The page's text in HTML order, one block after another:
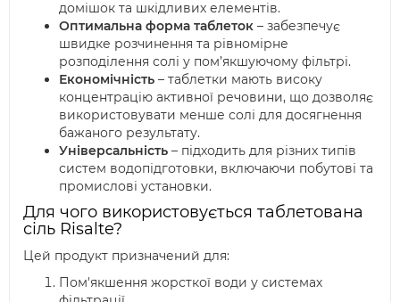
домішок та шкідливих елементів.
Оптимальна форма таблеток – забезпечує
швидке розчинення та рівномірне
розподілення солі у пом’якшуючому фільтрі.
Економічність – таблетки мають високу
концентрацію активної речовини, що дозволяє
використовувати менше солі для досягнення
бажаного результату.
Універсальність – підходить для різних типів
систем водопідготовки, включаючи побутові та
промислові установки.
Для чого використовується таблетована
сіль Risalte?
Цей продукт призначений для:
Пом'якшення жорсткої води у системах